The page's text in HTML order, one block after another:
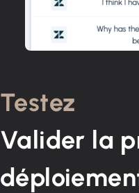
Testez
Valider la